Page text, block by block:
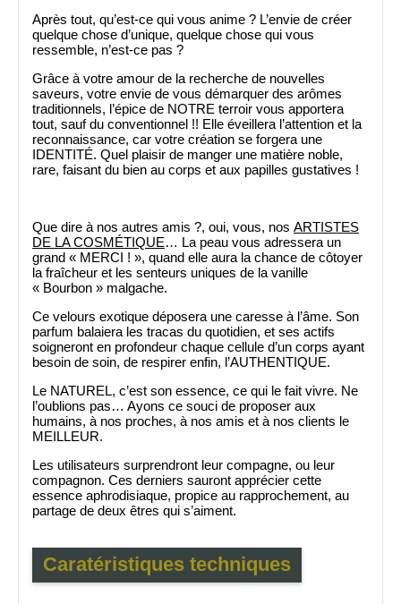
Après tout, qu’est-ce qui vous anime ? L’envie de créer
quelque chose d’unique, quelque chose qui vous
ressemble, n’est-ce pas ?
Grâce à votre amour de la recherche de nouvelles
saveurs, votre envie de vous démarquer des arômes
traditionnels, l’épice de NOTRE terroir vous apportera
tout, sauf du conventionnel !! Elle éveillera l’attention et la
reconnaissance, car votre création se forgera une
IDENTITÉ. Quel plaisir de manger une matière noble,
rare, faisant du bien au corps et aux papilles gustatives !
Que dire à nos autres amis ?, oui, vous, nos ARTISTES
DE LA COSMÉTIQUE… La peau vous adressera un
grand « MERCI ! », quand elle aura la chance de côtoyer
la fraîcheur et les senteurs uniques de la vanille
« Bourbon » malgache.
Ce velours exotique déposera une caresse à l’âme. Son
parfum balaiera les tracas du quotidien, et ses actifs
soigneront en profondeur chaque cellule d’un corps ayant
besoin de soin, de respirer enfin, l’AUTHENTIQUE.
Le NATUREL, c’est son essence, ce qui le fait vivre. Ne
l’oublions pas… Ayons ce souci de proposer aux
humains, à nos proches, à nos amis et à nos clients le
MEILLEUR.
Les utilisateurs surprendront leur compagne, ou leur
compagnon. Ces derniers sauront apprécier cette
essence aphrodisiaque, propice au rapprochement, au
partage de deux êtres qui s’aiment.
Caratéristiques techniques